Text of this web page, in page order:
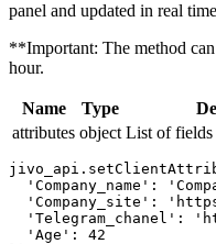
panel and updated in real
**Important: The method
hour.
Name Type
attributes object List of
'Company_name':
'Company_site':
'Telegram_chanel':
  'Age': 42